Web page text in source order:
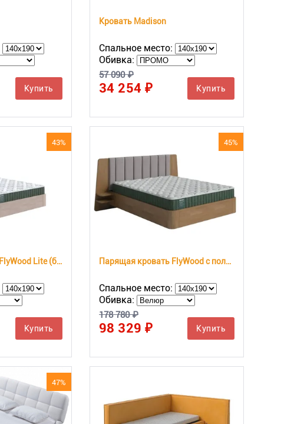
Купить
Кровать Madison
Спальное место:
Обивка:
57 090 ₽
34 254 ₽ Купить
43%
Парящая кровать FlyWood Lite (береза)
Купить
45%
Парящая кровать FlyWood с полками (сосна)
Спальное место:
Обивка:
178 780 ₽
98 329 ₽ Купить
47%